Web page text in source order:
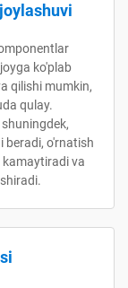
ko'plab
qilishi mumkin,
qulay.
beradi, o'rnatish
va